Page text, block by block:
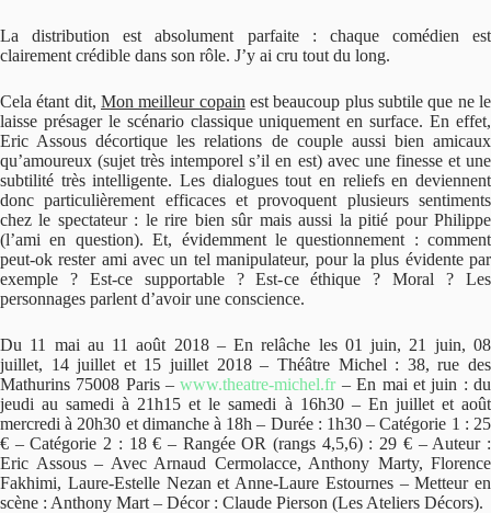
La distribution est absolument parfaite : chaque comédien est
clairement crédible dans son rôle. J’y ai cru tout du long.
Cela étant dit, Mon meilleur copain est beaucoup plus subtile que ne le
laisse présager le scénario classique uniquement en surface. En effet,
Eric Assous décortique les relations de couple aussi bien amicaux
qu’amoureux (sujet très intemporel s’il en est) avec une finesse et une
subtilité très intelligente. Les dialogues tout en reliefs en deviennent
donc particulièrement efficaces et provoquent plusieurs sentiments
chez le spectateur : le rire bien sûr mais aussi la pitié pour Philippe
(l’ami en question). Et, évidemment le questionnement : comment
peut-ok rester ami avec un tel manipulateur, pour la plus évidente par
exemple ? Est-ce supportable ? Est-ce éthique ? Moral ? Les
personnages parlent d’avoir une conscience.
Du 11 mai au 11 août 2018 – En relâche les 01 juin, 21 juin, 08
juillet, 14 juillet et 15 juillet 2018 – Théâtre Michel : 38, rue des
Mathurins 75008 Paris –www.theatre-michel.fr– En mai et juin : du
jeudi au samedi à 21h15 et le samedi à 16h30 – En juillet et août
mercredi à 20h30 et dimanche à 18h – Durée : 1h30 – Catégorie 1 : 25
€ – Catégorie 2 : 18 € – Rangée OR (rangs 4,5,6) : 29 € – Auteur :
Eric Assous – Avec Arnaud Cermolacce, Anthony Marty, Florence
Fakhimi, Laure-Estelle Nezan et Anne-Laure Estournes – Metteur en
scène : Anthony Mart – Décor : Claude Pierson (Les Ateliers Décors).